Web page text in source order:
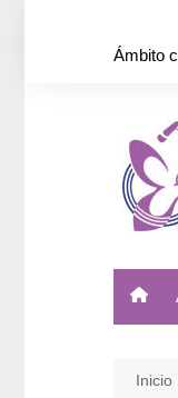
Ámbito
Inicio